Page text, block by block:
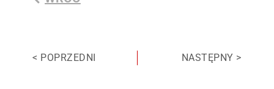
< POPRZEDNI NASTĘPNY >